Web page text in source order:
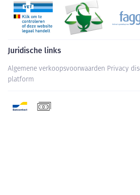
Juridische links
Algemene verkoopsvoorwaarden Privacy
platform